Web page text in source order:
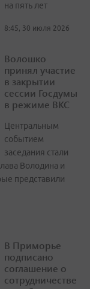
на пять лет
8:45, 30 июля 2026
Волошко
принял участие
в закрытии
сессии Госдумы
в режиме ВКС
Центральным
событием
заседания стали
Володина и
представили
В Приморье
подписано
соглашение о
сотрудничестве